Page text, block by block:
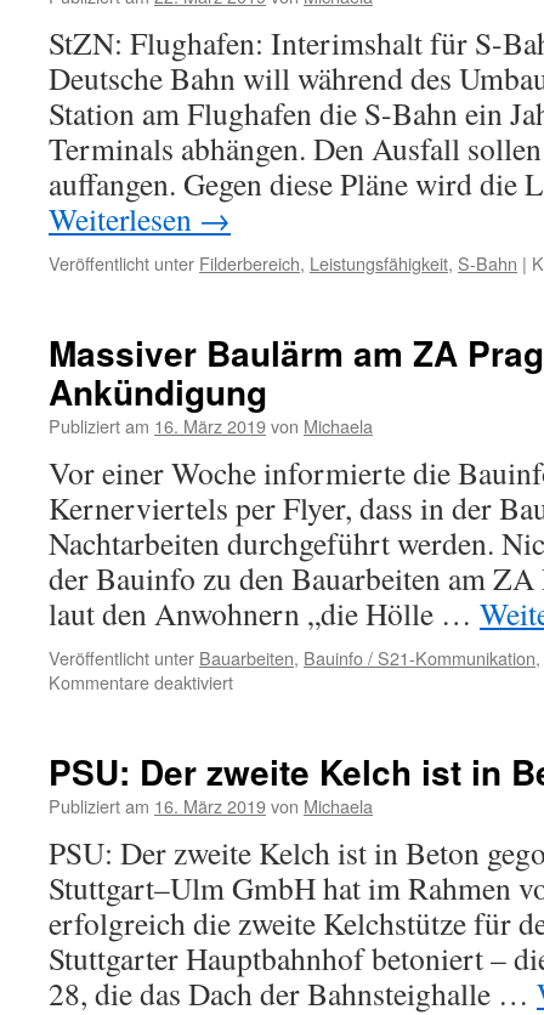
StZN: Flughafen: Interimshalt für S-
Deutsche Bahn will während des
Station am Flughafen die S-Bahn ein
Terminals abhängen. Den Ausfall
auffangen. Gegen diese Pläne wird die
Weiterlesen →
Veröffentlicht unter Filderbereich, Leistungsfähigkeit, S-Bahn |
Massiver Baulärm am ZA
Ankündigung
Publiziert am 16. März 2019von Michaela
Vor einer Woche informierte die
Kernerviertels per Flyer, dass in der
Nachtarbeiten durchgeführt werden.
der Bauinfo zu den Bauarbeiten am
laut den Anwohnern „die Hölle …
Veröffentlicht unter Bauarbeiten, Bauinfo / S21-Kommunikation,
Kommentare deaktiviert
PSU: Der zweite Kelch ist in
Publiziert am 16. März 2019von Michaela
PSU: Der zweite Kelch ist in Beton
Stuttgart–Ulm GmbH hat im Rahmen
erfolgreich die zweite Kelchstütze für
Stuttgarter Hauptbahnhof betoniert –
28, die das Dach der Bahnsteighalle …